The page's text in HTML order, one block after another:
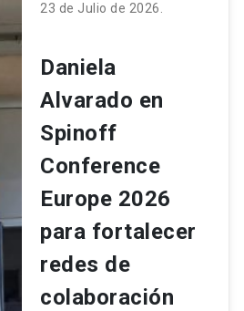
23 de Julio de 2026.
Daniela
Alvarado en
Spinoff
Conference
Europe 2026
para fortalecer
redes de
colaboración